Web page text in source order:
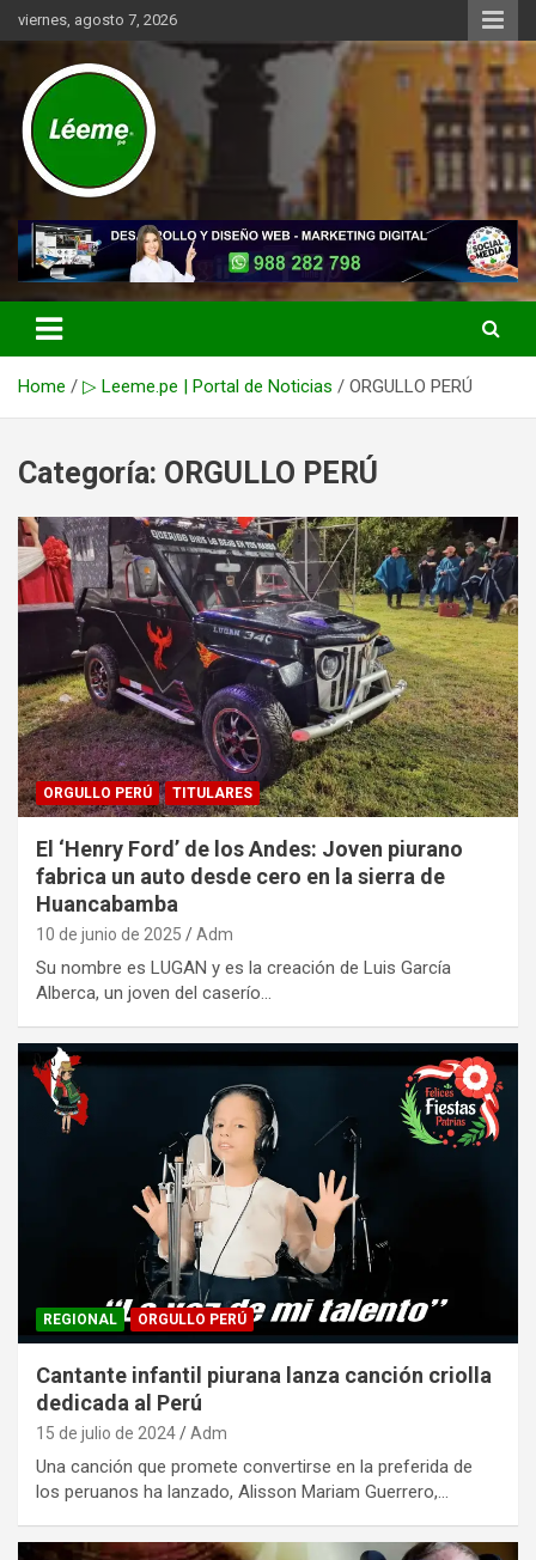
Skip
to
viernes, agosto 7, 2026
Léeme.pe
Noticias de actualidad del mundo distrital, vecinal, municipal y de
negocios a nivel de Lima Metropolitana, sin descuidar las noticias
de alcance nacional.
Home ▷ Leeme.pe | Portal de Noticias ORGULLO PERÚ
Categoría: ORGULLO PERÚ
ORGULLO PERÚ TITULARES
El ‘Henry Ford’ de los Andes: Joven piurano
fabrica un auto desde cero en la sierra de
Huancabamba
10 de junio de 2025 Adm
Su nombre es LUGAN y es la creación de Luis García
Alberca, un joven del caserío…
REGIONAL ORGULLO PERÚ
Cantante infantil piurana lanza canción criolla
dedicada al Perú
15 de julio de 2024 Adm
Una canción que promete convertirse en la preferida de
los peruanos ha lanzado, Alisson Mariam Guerrero,…